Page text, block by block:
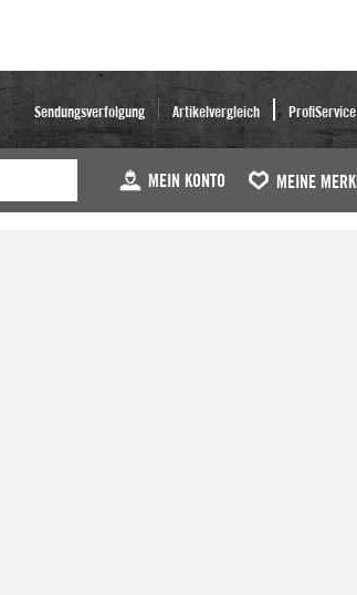
Sendungsverfolgung Artikelvergleich ProfiService
MEIN KONTO MEINE